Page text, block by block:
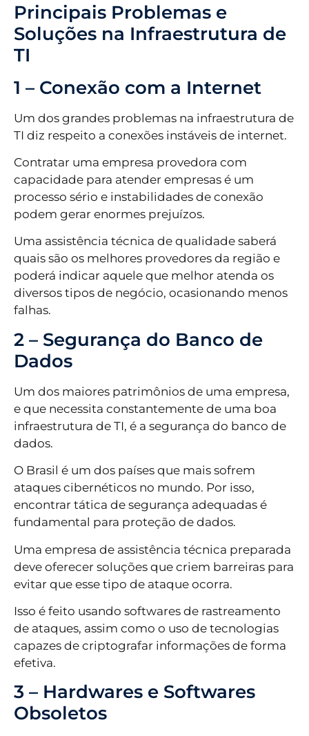
Principais Problemas e
Soluções na Infraestrutura de
TI
1 – Conexão com a Internet
Um dos grandes problemas na infraestrutura de
TI diz respeito a conexões instáveis de internet.
Contratar uma empresa provedora com
capacidade para atender empresas é um
processo sério e instabilidades de conexão
podem gerar enormes prejuízos.
Uma assistência técnica de qualidade saberá
quais são os melhores provedores da região e
poderá indicar aquele que melhor atenda os
diversos tipos de negócio, ocasionando menos
falhas.
2 – Segurança do Banco de
Dados
Um dos maiores patrimônios de uma empresa,
e que necessita constantemente de uma boa
infraestrutura de TI, é a segurança do banco de
dados.
O Brasil é um dos países que mais sofrem
ataques cibernéticos no mundo. Por isso,
encontrar tática de segurança adequadas é
fundamental para proteção de dados.
Uma empresa de assistência técnica preparada
deve oferecer soluções que criem barreiras para
evitar que esse tipo de ataque ocorra.
Isso é feito usando softwares de rastreamento
de ataques, assim como o uso de tecnologias
capazes de criptografar informações de forma
efetiva.
3 – Hardwares e Softwares
Obsoletos